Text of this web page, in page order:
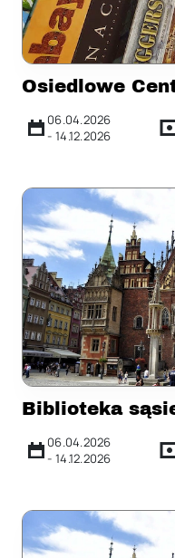
Osiedlowe
06.04.2026
- 14.12.2026
Biblioteka
06.04.2026
- 14.12.2026